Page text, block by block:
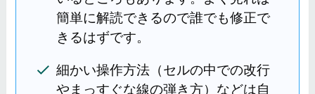
簡単に解読できるので誰でも修正で
きるはずです。
細かい操作方法（セルの中での改行
やまっすぐな線の弾き方）などは自